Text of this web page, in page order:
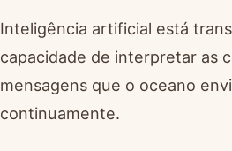
Inteligência artificial está
capacidade de interpretar as
mensagens que o oceano
continuamente.